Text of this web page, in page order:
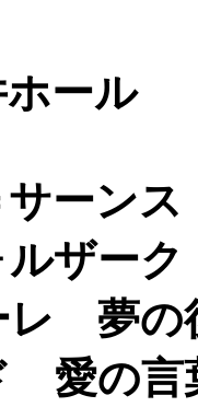
ール
サーン
ルザー
レ 夢の
愛の言